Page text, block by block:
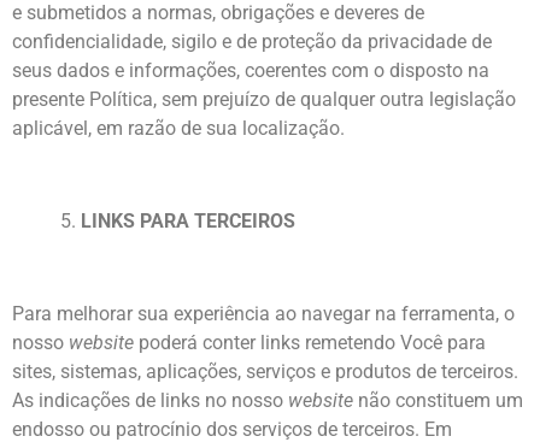
e submetidos a normas, obrigações e deveres de
confidencialidade, sigilo e de proteção da privacidade de
seus dados e informações, coerentes com o disposto na
presente Política, sem prejuízo de qualquer outra legislação
aplicável, em razão de sua localização.
5. LINKS PARA TERCEIROS
Para melhorar sua experiência ao navegar na ferramenta, o
nosso website poderá conter links remetendo Você para
sites, sistemas, aplicações, serviços e produtos de terceiros.
As indicações de links no nosso website não constituem um
endosso ou patrocínio dos serviços de terceiros. Em